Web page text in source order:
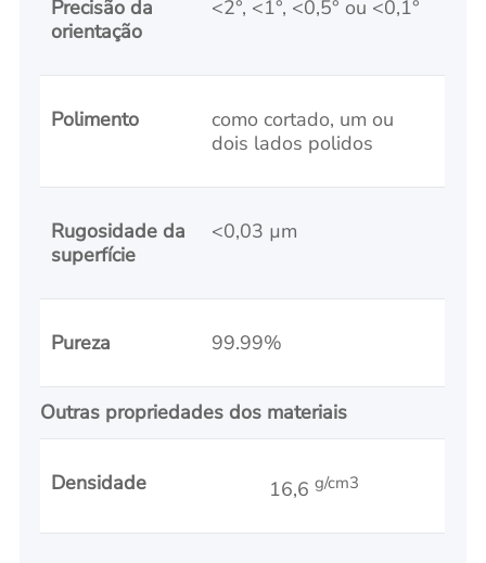
Precisão da
orientação
<2°, <1°, <0,5° ou <0,1°
Polimento
como cortado, um ou
dois lados polidos
Rugosidade da
superfície
<0,03 µm
Pureza 99.99%
Outras propriedades dos materiais
Densidade 16,6 g/cm3